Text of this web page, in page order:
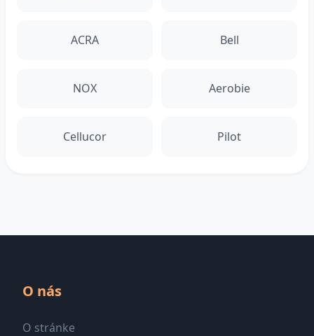
ACRA Bell
NOX Aerobie
Cellucor Pilot
O nás
O stránke